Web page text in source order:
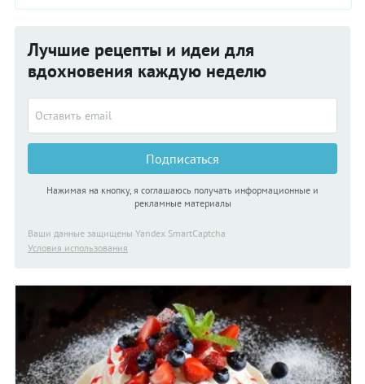
Лучшие рецепты и идеи для
вдохновения каждую неделю
Подписаться
Нажимая на кнопку, я соглашаюсь получать информационные и
рекламные материалы
Ваши данные защищены Yandex SmartCaptcha
Условия использования